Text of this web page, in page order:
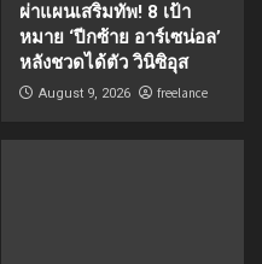
ผ่าแผนเสริมทัพ! 8 เป้า
หมาย ‘ปีกซ้าย อาร์เซน่อล’
หลังชวดได้ตัว วินิซิอุส
August 9, 2026 freelance